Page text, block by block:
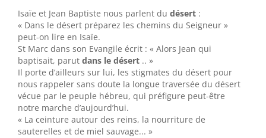
Isaïe et Jean Baptiste nous parlent du désert :
« Dans le désert préparez les chemins du Seigneur »
peut-on lire en Isaïe.
St Marc dans son Evangile écrit : « Alors Jean qui
baptisait, parut dans le désert .. »
Il porte d’ailleurs sur lui, les stigmates du désert pour
nous rappeler sans doute la longue traversée du désert
vécue par le peuple hébreu, qui préfigure peut-être
notre marche d’aujourd’hui.
« La ceinture autour des reins, la nourriture de
sauterelles et de miel sauvage... »